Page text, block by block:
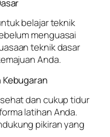
belajar teknik
menguasai
teknik dasar
Anda.
Kebugaran
dan cukup tidur
latihan Anda.
pikiran yang